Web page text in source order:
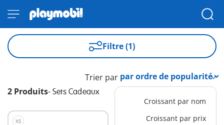
Filtre (1)
2 Produits- Sets Cadeaux
Trier par
Croissant par nom
Croissant par prix
XS